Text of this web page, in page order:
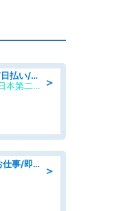
＞
自動車製品の加工・運搬/寮完備/日払い/工場・製造
UTエージェント株式会社AGT西日本第二CU
＞
8月開始/商社でのルート営業のお仕事/即日勤務可/車通勤可/営業